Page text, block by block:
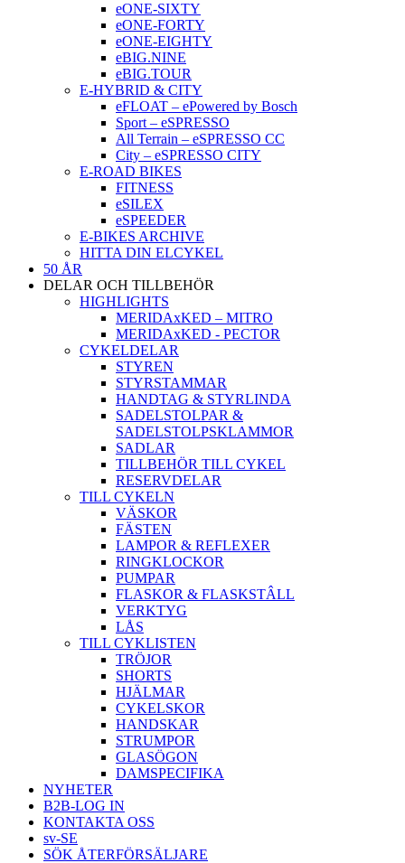
eONE-SIXTY
eONE-FORTY
eONE-EIGHTY
eBIG.NINE
eBIG.TOUR
E-HYBRID & CITY
eFLOAT – ePowered by Bosch
Sport – eSPRESSO
All Terrain – eSPRESSO CC
City – eSPRESSO CITY
E-ROAD BIKES
FITNESS
eSILEX
eSPEEDER
E-BIKES ARCHIVE
HITTA DIN ELCYKEL
50 ÅR
DELAR OCH TILLBEHÖR
HIGHLIGHTS
MERIDAxKED – MITRO
MERIDAxKED - PECTOR
CYKELDELAR
STYREN
STYRSTAMMAR
HANDTAG & STYRLINDA
SADELSTOLPAR &
SADELSTOLPSKLAMMOR
SADLAR
TILLBEHÖR TILL CYKEL
RESERVDELAR
TILL CYKELN
VÄSKOR
FÄSTEN
LAMPOR & REFLEXER
RINGKLOCKOR
PUMPAR
FLASKOR & FLASKSTÂLL
VERKTYG
LÅS
TILL CYKLISTEN
TRÖJOR
SHORTS
HJÄLMAR
CYKELSKOR
HANDSKAR
STRUMPOR
GLASÖGON
DAMSPECIFIKA
NYHETER
B2B-LOG IN
KONTAKTA OSS
sv-SE
SÖK ÅTERFÖRSÄLJARE